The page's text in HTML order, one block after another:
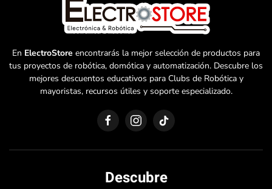
En ElectroStore encontrarás la mejor selección de productos para
tus proyectos de robótica, domótica y automatización. Descubre los
mejores descuentos educativos para Clubs de Robótica y
mayoristas, recursos útiles y soporte especializado.
Descubre